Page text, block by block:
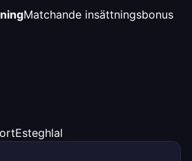
Matchande insättningsbonus
Esteghlal